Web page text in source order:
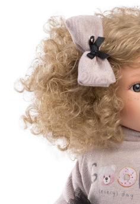
Over ons